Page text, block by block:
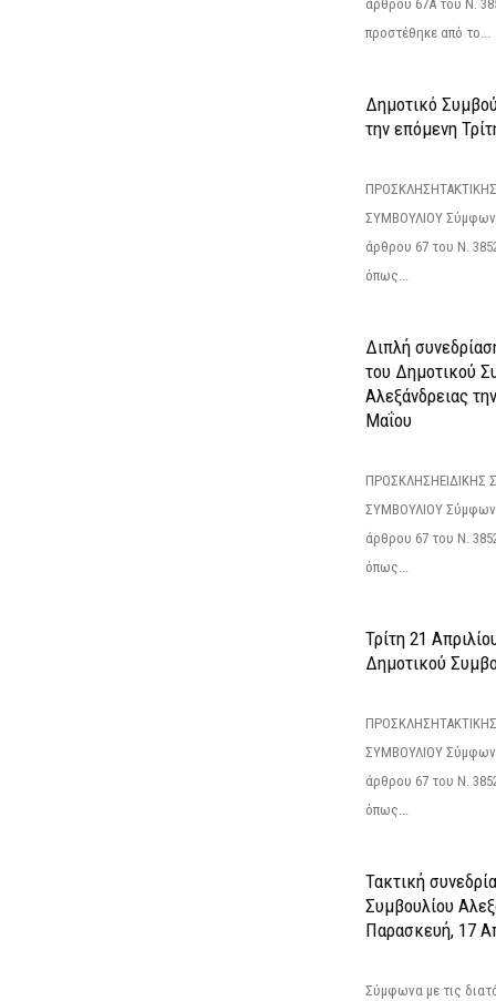
άρθρου 67Α του Ν.
προστέθηκε από το...
Δημοτικό
την επόμενη
ΣΥΜΒΟΥΛΙΟΥ
άρθρου 67 του Ν.
όπως...
Διπλή
του Δημοτικού
Αλεξάνδρειας
Μαΐου
ΠΡΟΣΚΛΗΣΗΕΙΔΙΚΗΣ
ΣΥΜΒΟΥΛΙΟΥ
άρθρου 67 του Ν.
όπως...
Τρίτη 21
Δημοτικού
ΣΥΜΒΟΥΛΙΟΥ
άρθρου 67 του Ν.
όπως...
Τακτική
Συμβουλίου
Παρασκευή, 17
Σύμφωνα με τις